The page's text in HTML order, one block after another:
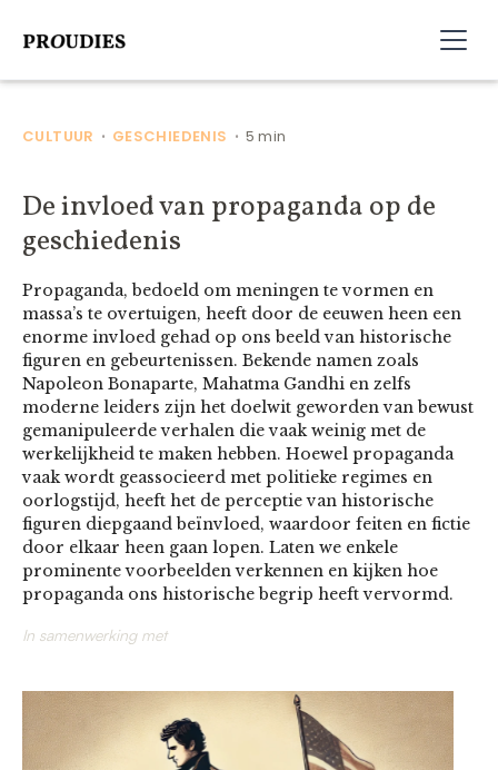
CULTUUR • GESCHIEDENIS • 5 min
De invloed van propaganda op de
geschiedenis
Propaganda, bedoeld om meningen te vormen en
massa’s te overtuigen, heeft door de eeuwen heen een
enorme invloed gehad op ons beeld van historische
figuren en gebeurtenissen. Bekende namen zoals
Napoleon Bonaparte, Mahatma Gandhi en zelfs
moderne leiders zijn het doelwit geworden van bewust
gemanipuleerde verhalen die vaak weinig met de
werkelijkheid te maken hebben. Hoewel propaganda
vaak wordt geassocieerd met politieke regimes en
oorlogstijd, heeft het de perceptie van historische
figuren diepgaand beïnvloed, waardoor feiten en fictie
door elkaar heen gaan lopen. Laten we enkele
prominente voorbeelden verkennen en kijken hoe
propaganda ons historische begrip heeft vervormd.
In samenwerking met